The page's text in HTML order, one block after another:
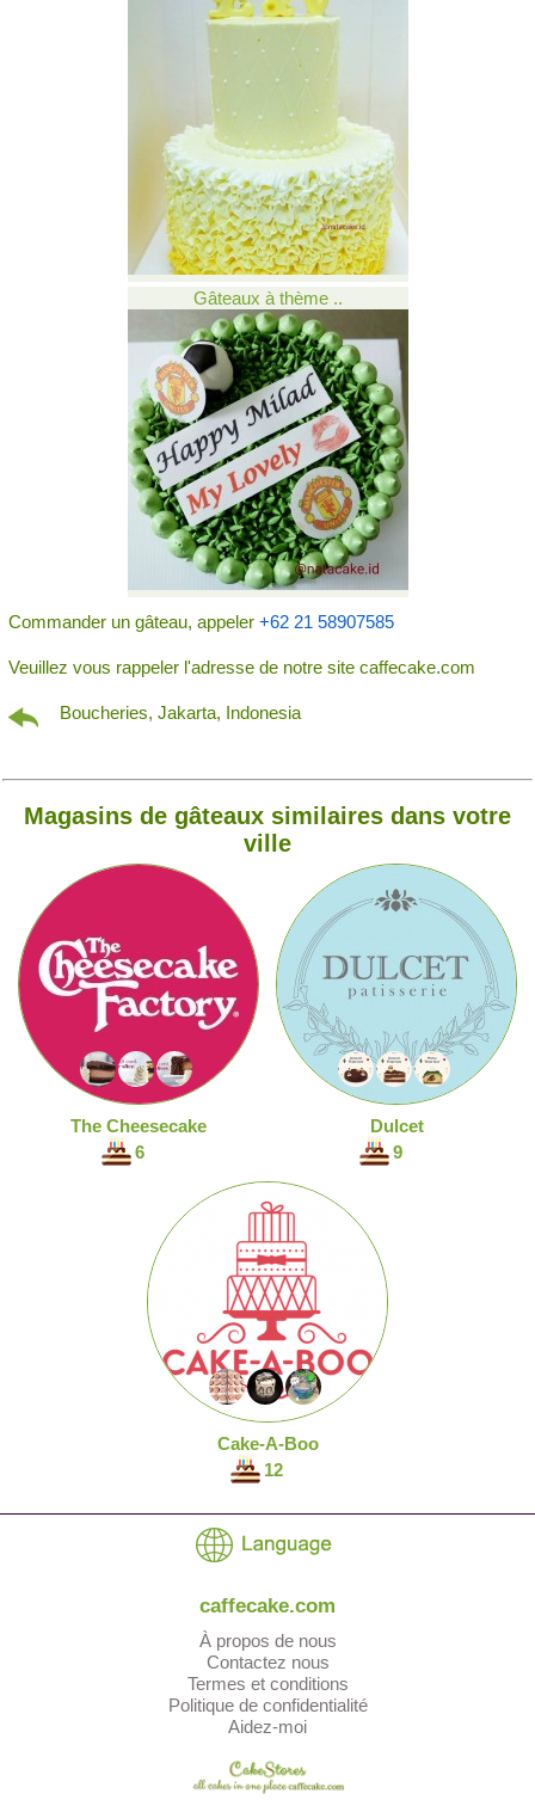
Gâteaux à thème ..
Commander un gâteau, appeler +62 21 58907585
Veuillez vous rappeler l'adresse de notre site caffecake.com
Boucheries, Jakarta, Indonesia
Magasins de gâteaux similaires dans votre
ville
The Cheesecake
6
Dulcet
9
Cake-A-Boo
12
caffecake.com
À propos de nous
Contactez nous
Termes et conditions
Politique de confidentialité
Aidez-moi